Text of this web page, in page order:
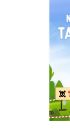
hiện
hiện
hiện
(đoạn...